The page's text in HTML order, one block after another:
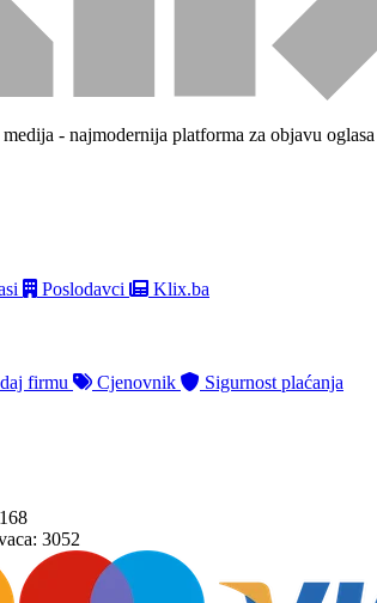
- najmodernija platforma za objavu
Poslodavci Klix.ba
firmu Cjenovnik Sigurnost plaćanja
3052